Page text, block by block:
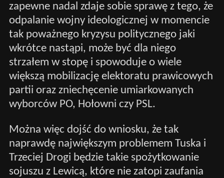
zapewne nadal zdaje sobie sprawę z tego, że
odpalanie wojny ideologicznej w momencie
tak poważnego kryzysu politycznego jaki
wkrótce nastąpi, może być dla niego
strzałem w stopę i spowoduje o wiele
większą mobilizację elektoratu prawicowych
partii oraz zniechęcenie umiarkowanych
wyborców PO, Hołowni czy PSL.
Można więc dojść do wniosku, że tak
naprawdę największym problemem Tuska i
Trzeciej Drogi będzie takie spożytkowanie
sojuszu z Lewicą, które nie zatopi zaufania